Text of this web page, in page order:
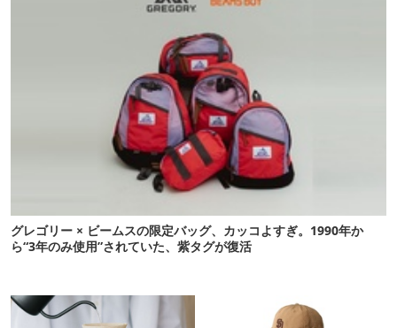
グレゴリー × ビームスの限定バッグ、カッコよすぎ。1990年か
ら“3年のみ使用”されていた、紫タグが復活